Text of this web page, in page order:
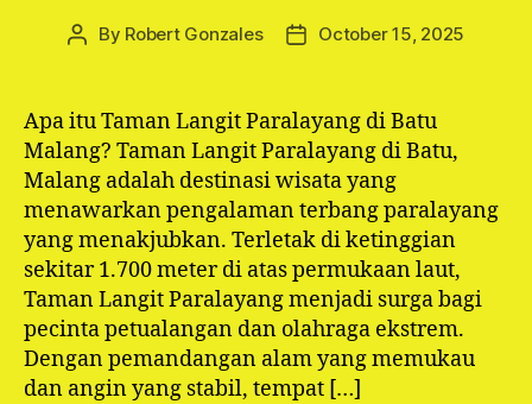
Post
By Robert Gonzales
PostOctober 15, 2025
Apa itu Taman Langit Paralayang di Batu
Malang? Taman Langit Paralayang di Batu,
Malang adalah destinasi wisata yang
menawarkan pengalaman terbang paralayang
yang menakjubkan. Terletak di ketinggian
sekitar 1.700 meter di atas permukaan laut,
Taman Langit Paralayang menjadi surga bagi
pecinta petualangan dan olahraga ekstrem.
Dengan pemandangan alam yang memukau
dan angin yang stabil, tempat […]